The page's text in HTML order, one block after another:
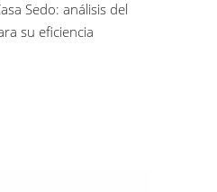
Sedo: análisis del
su eficiencia